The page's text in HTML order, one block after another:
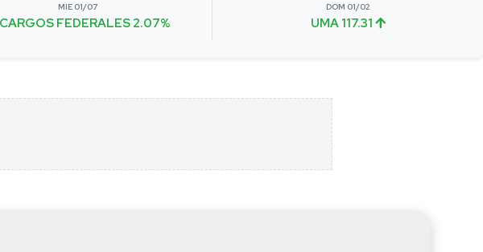
MIE 01/07
FEDERALES 2.07%
DOM 01/02
UMA 117.31